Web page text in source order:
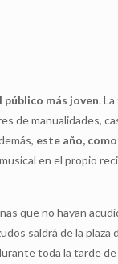
más joven.
de manualidades,
este año,
en el propio
que no hayan
saldrá de la plaza
toda la tarde